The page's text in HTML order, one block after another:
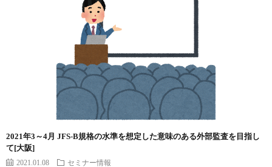
2021年3～4月 JFS-B規格の水準を想定した意味のある外部監査を目指し
て[大阪]
2021.01.08 セミナー情報